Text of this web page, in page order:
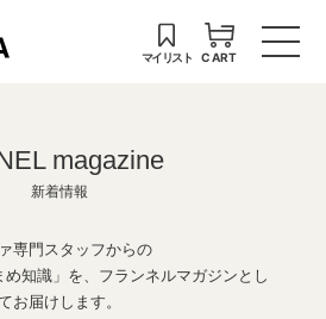
マイリスト CART
magazine
新着情報
専門スタッフからの
め知識」を、フランネルマガジンとし
お届けします。